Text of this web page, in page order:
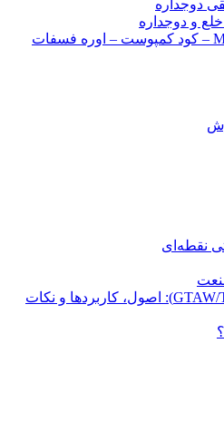
دوجداره
و دوجداره
نقطه‌ای
جوش آرگون (GTAW/TIG): اصول، کاربردها و نکات